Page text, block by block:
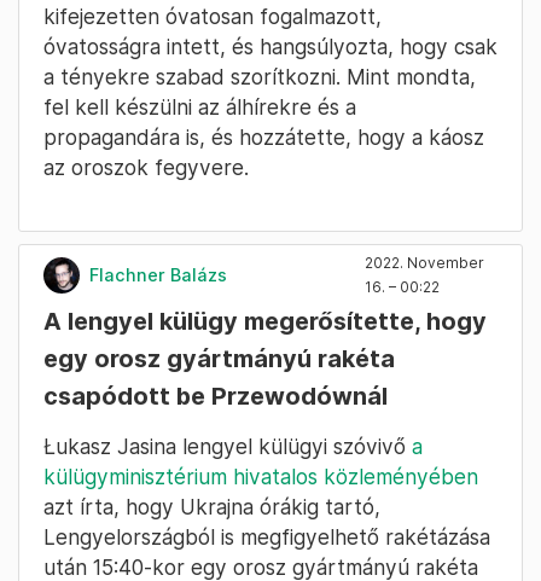
kifejezetten óvatosan fogalmazott,
óvatosságra intett, és hangsúlyozta, hogy csak
a tényekre szabad szorítkozni. Mint mondta,
fel kell készülni az álhírekre és a
propagandára is, és hozzátette, hogy a káosz
az oroszok fegyvere.
Flachner Balázs
2022. November
16. – 00:22
A lengyel külügy megerősítette, hogy
egy orosz gyártmányú rakéta
csapódott be Przewodównál
Łukasz Jasina lengyel külügyi szóvivő a
külügyminisztérium hivatalos közleményében
azt írta, hogy Ukrajna órákig tartó,
Lengyelországból is megfigyelhető rakétázása
után 15:40-kor egy orosz gyártmányú rakéta